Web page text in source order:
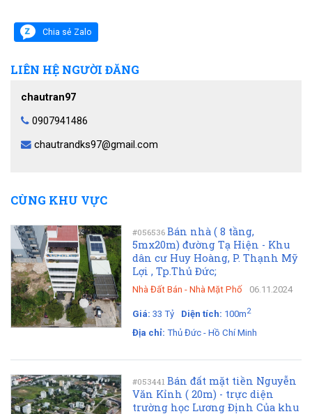
Chia sẻ Zalo
LIÊN HỆ NGƯỜI ĐĂNG
chautran97
0907941486
chautrandks97@gmail.com
CÙNG KHU VỰC
#056536 Bán nhà ( 8 tầng,
5mx20m) đường Tạ Hiện - Khu
dân cư Huy Hoàng, P. Thạnh Mỹ
Lợi , Tp.Thủ Đức;
Nhà Đất Bán - Nhà Mặt Phố 06.11.2024
Giá: 33 Tỷ Diện tích: 100m2
Địa chỉ: Thủ Đức - Hồ Chí Minh
#053441 Bán đất mặt tiền Nguyễn
Văn Kỉnh ( 20m) - trực diện
trường học Lương Định Của khu